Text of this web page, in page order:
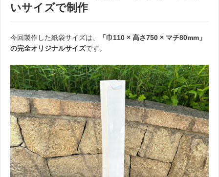
いサイズで制作
今回製作した紙袋サイズは、
「巾110 × 高さ750 × マチ80mm」
の完全オリジナルサイズです。